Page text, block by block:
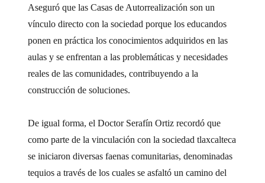
Aseguró que las Casas de Autorrealización son un
vínculo directo con la sociedad porque los educandos
ponen en práctica los conocimientos adquiridos en las
aulas y se enfrentan a las problemáticas y necesidades
reales de las comunidades, contribuyendo a la
construcción de soluciones.
De igual forma, el Doctor Serafín Ortiz recordó que
como parte de la vinculación con la sociedad tlaxcalteca
se iniciaron diversas faenas comunitarias, denominadas
tequios a través de los cuales se asfaltó un camino del